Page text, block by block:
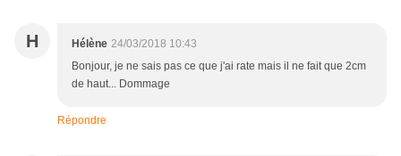
H Hélène 24/03/2018 10:43
Bonjour, je ne sais pas ce que j'ai rate mais il ne fait que 2cm
de haut... Dommage
Répondre